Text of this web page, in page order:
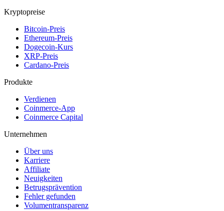
Kryptopreise
Bitcoin-Preis
Ethereum-Preis
Dogecoin-Kurs
XRP-Preis
Cardano-Preis
Produkte
Verdienen
Coinmerce-App
Coinmerce Capital
Unternehmen
Über uns
Karriere
Affiliate
Neuigkeiten
Betrugsprävention
Fehler gefunden
Volumentransparenz